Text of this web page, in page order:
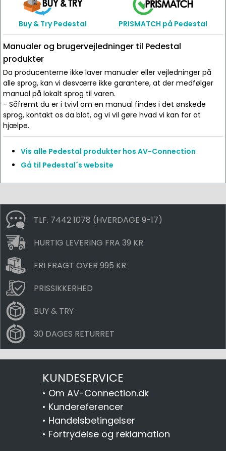
Buy & Try Pedestal PRISMATCH på Pedestal
Manualer og brugervejledninger til Pedestal
produkter
Da producenterne ikke laver manualer eller vejledninger på
alle sprog, kan vi desværre ikke garantere, at der medfølger
manual på lokalt sprog til varen.
- Såfremt du er i tvivl om en manual findes i det ønskede
sprog, kontakt os da blot, og vi vil gøre hvad vi kan for at
hjælpe.
Vis alle Pedestal produkter hos AV-Connection
Gå til Pedestal´s website
TLF. 7442 1078 (HVERDAGE 9-17)
HURTIG LEVERING FRA 39 KR
FRI FRAGT OVER 995 KR
PRISSIKKERHED
BUY & TRY
30 DAGES RETURRET
KUNDESERVICE
• Om AV-Connection.dk
• Kundereferencer
• Handelsbetingelser
• Fortrydelse og reklamation